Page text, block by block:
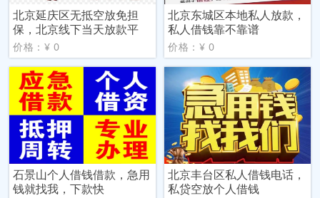
北京延庆区无抵空放免担
保，北京线下当天放款平
价格：¥ 0
北京东城区本地私人放款，
私人借钱靠不靠谱
价格：¥ 0
石景山个人借钱借款，急用
钱就找我，下款快
北京丰台区私人借钱电话，
私贷空放个人借钱